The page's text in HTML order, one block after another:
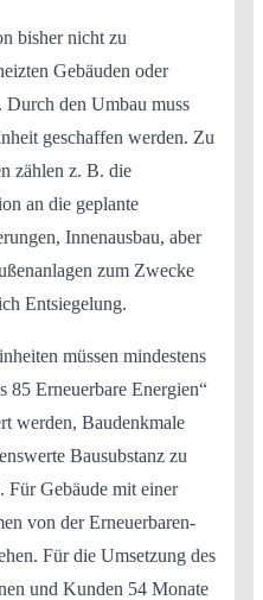
bisher nicht zu
Gebäuden oder
Durch den Umbau muss
geschaffen werden. Zu
zählen z. B. die
an die geplante
Innenausbau, aber
zum Zwecke
Entsiegelung.
müssen mindestens
85 Erneuerbare Energien“
werden, Baudenkmale
Bausubstanz zu
Für Gebäude mit einer
von der Erneuerbaren-
Für die Umsetzung des
und Kunden 54 Monate